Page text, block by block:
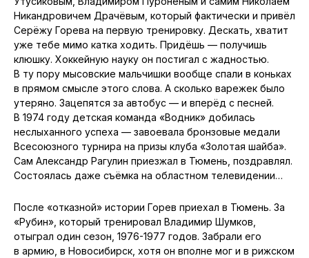
Никандровичем Драчёвым, который фактически и привёл
Серёжу Горева на первую тренировку. Дескать, хватит
уже тебе мимо катка ходить. Придёшь — получишь
клюшку. Хоккейную науку он постигал с жадностью.
В ту пору мысовские мальчишки вообще спали в коньках
в прямом смысле этого слова. А сколько варежек было
утеряно. Зацепятся за автобус — и вперёд с песней.
В 1974 году детская команда «Водник» добилась
неслыханного успеха — завоевала бронзовые медали
Всесоюзного турнира на призы клуба «Золотая шайба».
Сам Александр Рагулин приезжал в Тюмень, поздравлял.
Состоялась даже съёмка на областном телевидении…
После «отказной» истории Горев приехал в Тюмень. За
«Рубин», который тренировал Владимир Шумков,
отыграл один сезон, 1976-1977 годов. Забрали его
в армию, в Новосибирск, хотя он вполне мог и в рижском